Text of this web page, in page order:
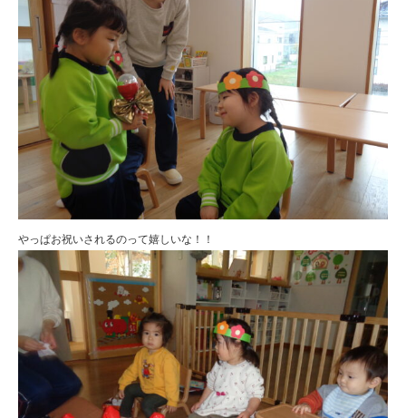
やっぱお祝いされるのって嬉しいな！！